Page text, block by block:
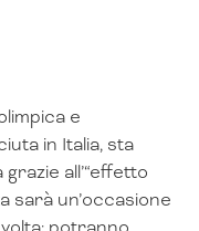
e
in Italia, sta
all’“effetto
sarà un’occasione